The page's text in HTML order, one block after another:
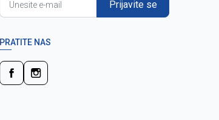
Prijavite se
PRATITE NAS